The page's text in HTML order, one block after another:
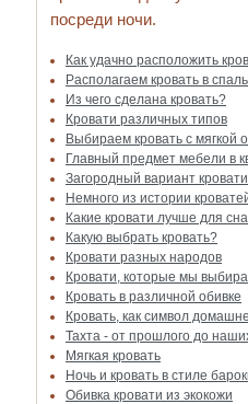
посреди ночи.
Как удачно расположить
Располагаем кровать в
Из чего сделана кровать?
Кровати различных типов
Выбираем кровать с мягкой
Главный предмет мебели в
Загородный вариант кровати
Немного из истории
Какие кровати лучше для
Какую выбрать кровать?
Кровати разных народов
Кровати, которые мы
Кровать в различной обивке
Кровать, как символ
Тахта - от прошлого до
Мягкая кровать
Ночь и кровать в стиле
Обивка кровати из экокожи